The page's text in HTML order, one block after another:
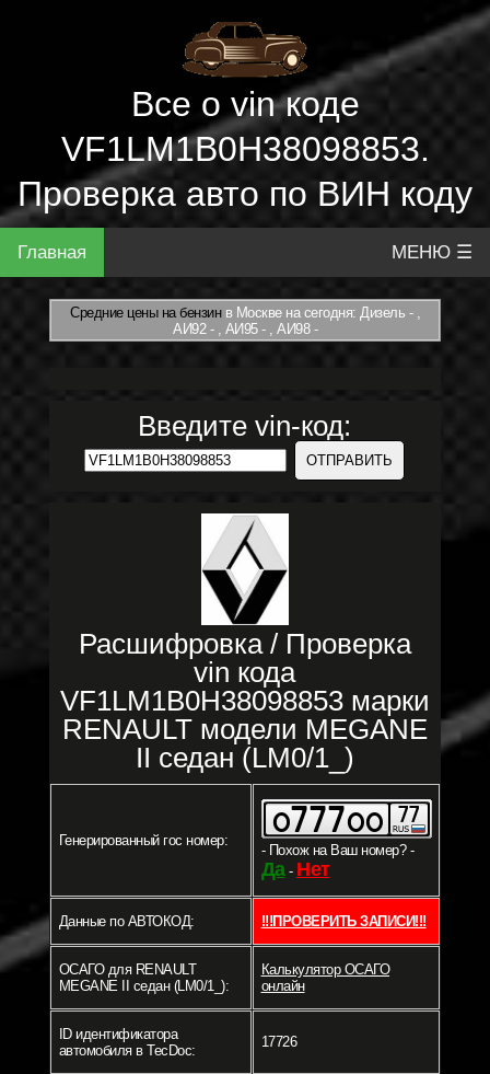
Все о vin коде
VF1LM1B0H38098853.
Проверка авто по ВИН коду
Главная МЕНЮ ☰
Средние цены на бензинв Москве на сегодня: Дизель - ,
АИ92 - , АИ95 - , АИ98 -
Введите vin-код:
Расшифровка / Проверка
vin кода
VF1LM1B0H38098853 марки
RENAULT модели MEGANE
II седан (LM0/1_)
Генерированный гос номер:
- Похож на Ваш номер? -
Да- Нет
Данные по АВТОКОД: !!!ПРОВЕРИТЬ ЗАПИСИ!!!
ОСАГО для RENAULT
MEGANE II седан (LM0/1_):
Калькулятор ОСАГО
онлайн
ID идентификатора
автомобиля в TecDoc:
17726